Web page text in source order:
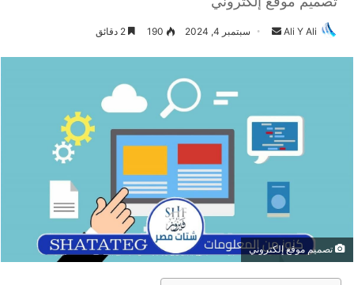
Ali Y Ali
ر
ي
د
ا
إ
ل
ك
ت
ر
سبتمبر 4, 2024 190
تصميم موقع إلكتروني